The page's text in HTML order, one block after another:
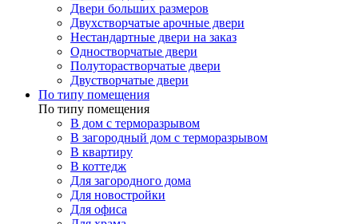
Двери больших размеров
Двухстворчатые арочные двери
Нестандартные двери на заказ
Одностворчатые двери
Полуторастворчатые двери
Двустворчатые двери
По типу помещения
По типу помещения
В дом с терморазрывом
В загородный дом с терморазрывом
В квартиру
В коттедж
Для загородного дома
Для новостройки
Для офиса